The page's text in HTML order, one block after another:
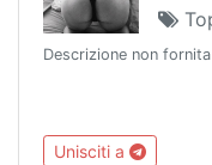
Descrizione non fornita
Unisciti a